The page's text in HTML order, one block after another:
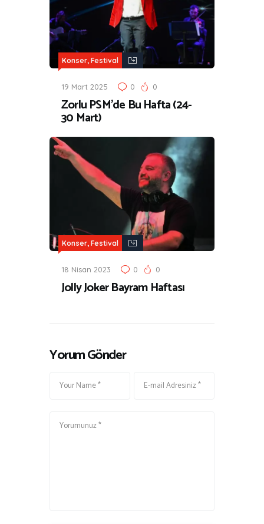
Konser, Festival
19 Mart 2025 0 0
Zorlu PSM’de Bu Hafta (24-
30 Mart)
Konser, Festival
18 Nisan 2023 0 0
Jolly Joker Bayram Haftası
Yorum Gönder